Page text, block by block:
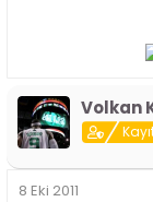
Volkan
8 Eki 2011